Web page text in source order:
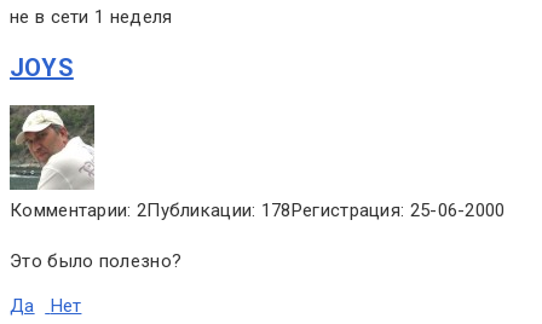
не в сети 1 неделя
JOYS
Комментарии: 2Публикации: 178Регистрация: 25-06-2000
Это было полезно?
Да Нет